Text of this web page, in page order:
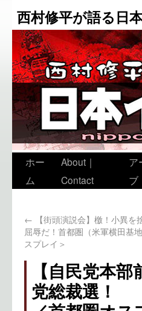
西村修平が語る日
ホー
ム
About｜
Contact
ア
ブ
← 【街頭演説会】檄！小異
屈辱だ！首都圏（米軍横田基
スプレイ＞
【自民党本
党総裁選！